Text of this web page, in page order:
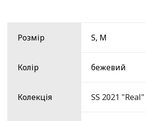
Розмір S, M
Колір бежевий
Колекція SS 2021 "Real"